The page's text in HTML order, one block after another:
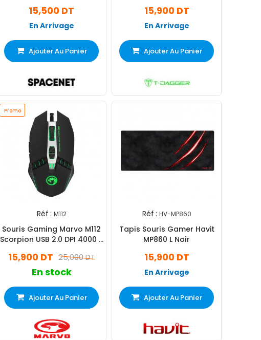
15,500 DT
En Arrivage
Ajouter Au Panier
TMP200
15,900 DT
En Arrivage
Ajouter Au Panier
Promo
Réf : M112
Souris Gaming Marvo M112
Scorpion USB 2.0 DPI 4000 7
25,000 DT
15,900 DT
En stock
Ajouter Au Panier
Réf : HV-MP860
Tapis Souris Gamer Havit
MP860 L Noir
15,900 DT
En Arrivage
Ajouter Au Panier